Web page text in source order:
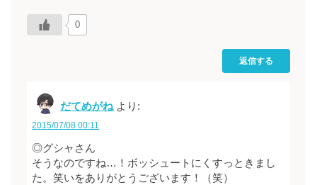
0
返信する
だてめがね より:
2015/07/08 00:11
◎グシャさん
そうなのですね…！ボッシュートにくすっときまし
た。笑いをありがとうございます！（笑）